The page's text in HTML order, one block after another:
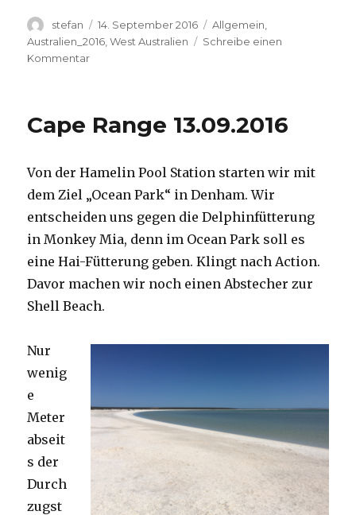
Autor
stefan
Veröffentlicht
am
14. September 2016 Kategorien
Allgemein
Australien_2016 ,West Australien
Schreibe einen
Kommentarzu
Cape Range 13.09.2016
Von der Hamelin Pool Station starten wir mit
dem Ziel „Ocean Park“ in Denham. Wir
entscheiden uns gegen die Delphinfütterung
in Monkey Mia, denn im Ocean Park soll es
eine Hai-Fütterung geben. Klingt nach Action.
Davor machen wir noch einen Abstecher zur
Shell Beach.
Nur
wenig
e
Meter
abseit
s der
Durch
zugst